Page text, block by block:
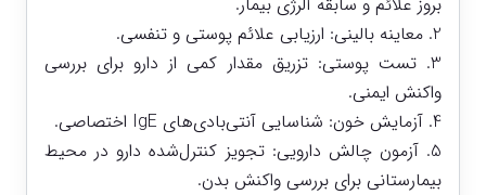
2. معاینه بالینی: ارزیابی علائم پوستی و تنفسی.
3. تست پوستی: تزریق مقدار کمی از دارو برای بررسی
واکنش ایمنی.
4. آزمایش خون: شناسایی آنتی‌بادی‌های IgE اختصاصی.
5. آزمون چالش دارویی: تجویز کنترل‌شده دارو در محیط
بیمارستانی برای بررسی واکنش بدن.